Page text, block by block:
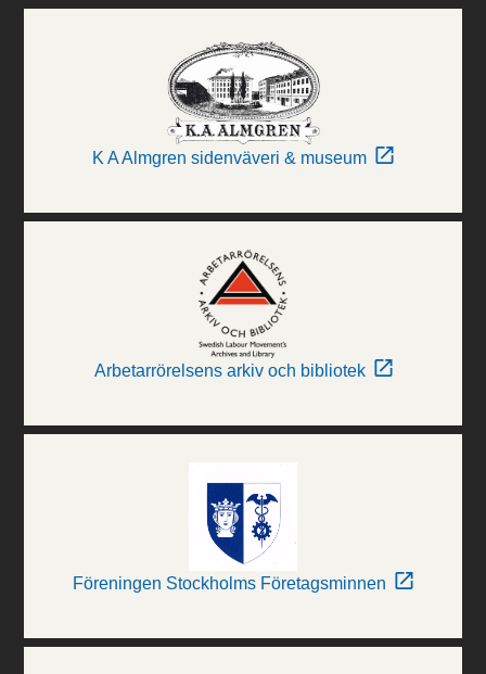
K A Almgren sidenväveri & museum
Arbetarrörelsens arkiv och bibliotek
Föreningen Stockholms Företagsminnen